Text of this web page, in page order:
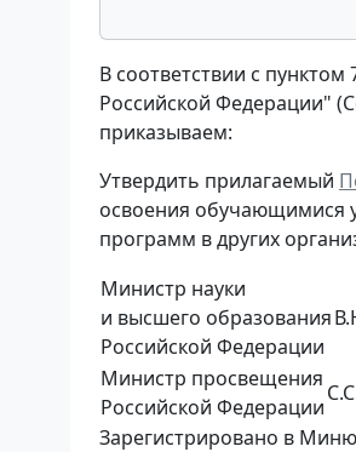
В соответствии с
Российской Федерации"
приказываем:
Утвердить прилагаемый
освоения обучающимися
программ в других
Министр науки
и высшего образования
Российской Федерации
Министр просвещения
Российской Федерации
Зарегистрировано в